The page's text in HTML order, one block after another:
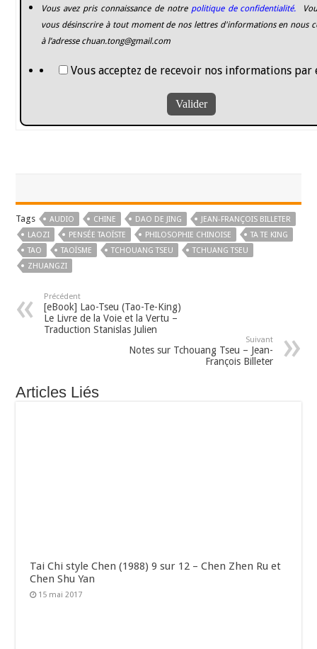
Vous avez pris connaissance de notrepolitique de confidentialité.
vous désinscrire à tout moment de nos lettres d'informations en nous
à l’adresse chuan.tong@gmail.com
Vous acceptez de recevoir nos informations par
Tags AUDIO CHINE DAO DE JING
JEAN-FRANÇOIS BILLETER
LAOZI
PENSÉE TAOÏSTE PHILOSOPHIE CHINOISE
TA TE KING
TAO
TAOÏSME TCHOUANG TSEU
TCHUANG TSEU
ZHUANGZI
Précédent
[eBook] Lao-Tseu (Tao-Te-King)
Le Livre de la Voie et la Vertu –
Traduction Stanislas Julien
Suivant
Notes sur Tchouang Tseu – Jean-
François Billeter
Articles Liés
Tai Chi style Chen (1988) 9 sur 12 – Chen Zhen Ru et
Chen Shu Yan
15 mai 2017